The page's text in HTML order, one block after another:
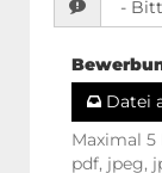
Datei
Maximal
pdf, jpeg,